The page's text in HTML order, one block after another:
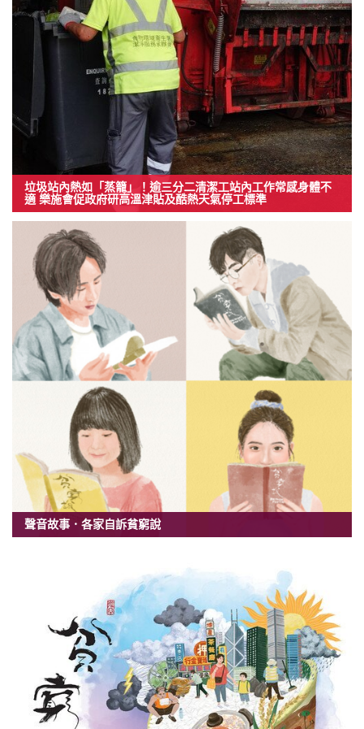
垃圾站內熱如「蒸籠」！逾三分二清潔工站內工作常感身體不
適 樂施會促政府研高溫津貼及酷熱天氣停工標準
聲音故事．各家自訴貧窮說